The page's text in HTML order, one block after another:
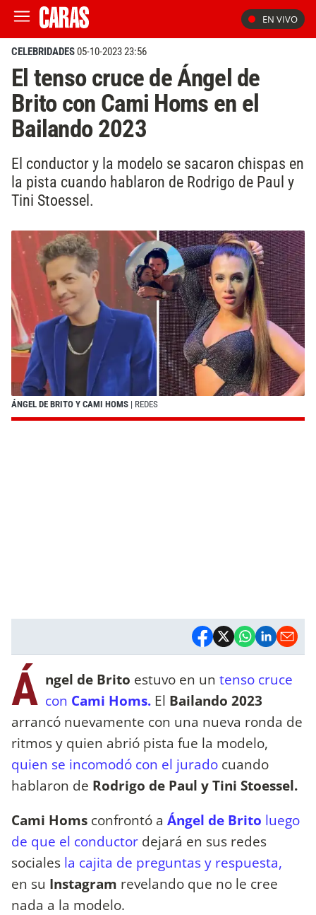
EN VIVO
CELEBRIDADES05-10-2023 23:56
El tenso cruce de Ángel de
Brito con Cami Homs en el
Bailando 2023
El conductor y la modelo se sacaron chispas en
la pista cuando hablaron de Rodrigo de Paul y
Tini Stoessel.
ÁNGEL DE BRITO Y CAMI HOMS | REDES
Á ngel de Brito estuvo en un tenso cruce
con Cami Homs. El Bailando 2023
arrancó nuevamente con una nueva ronda de
ritmos y quien abrió pista fue la modelo,
quien se incomodó con el jurado cuando
hablaron de Rodrigo de Paul y Tini Stoessel.
Cami Homs confrontó a Ángel de Brito luego
de que el conductor dejará en sus redes
sociales la cajita de preguntas y respuesta,
en su Instagram revelando que no le cree
nada a la modelo.